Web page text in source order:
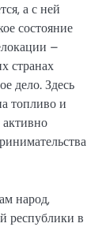
а с ней
состояние
–
странах
дело. Здесь
топливо и
активно
народ,
республики в